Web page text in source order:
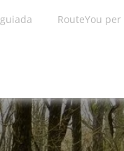
RouteYou